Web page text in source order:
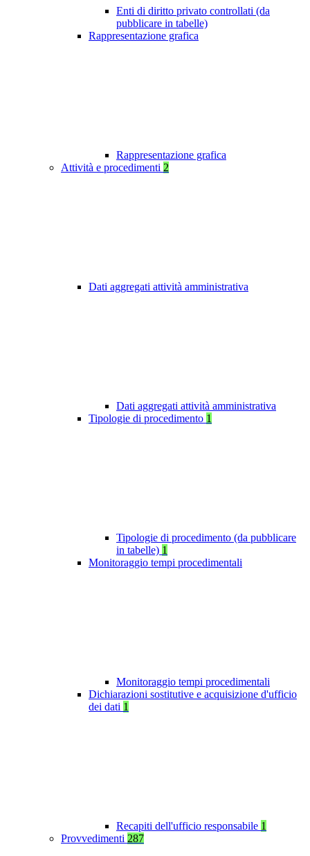
Enti di diritto privato controllati (da
pubblicare in tabelle)
Rappresentazione grafica
Rappresentazione grafica
Attività e procedimenti 2
Dati aggregati attività amministrativa
Dati aggregati attività amministrativa
Tipologie di procedimento 1
Tipologie di procedimento (da pubblicare
in tabelle) 1
Monitoraggio tempi procedimentali
Monitoraggio tempi procedimentali
Dichiarazioni sostitutive e acquisizione d'ufficio
dei dati 1
Recapiti dell'ufficio responsabile 1
Provvedimenti 287